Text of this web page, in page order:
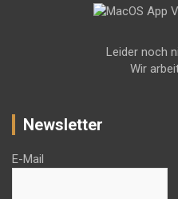
Leider noch
Wir
Newsletter
E-Mail